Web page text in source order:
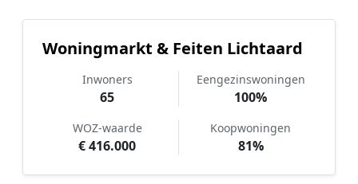
Woningmarkt & Feiten Lichtaard
Inwoners
65
Eengezinswoningen
100%
WOZ-waarde
€ 416.000
Koopwoningen
81%